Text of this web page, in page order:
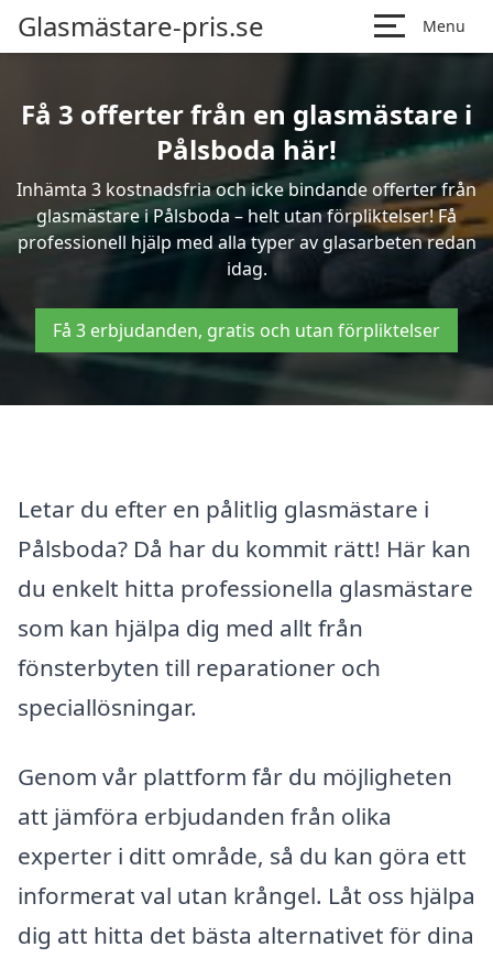
Glasmästare-pris.se Menu
Få 3 offerter från en glasmästare i
Pålsboda här!
Inhämta 3 kostnadsfria och icke bindande offerter från
glasmästare i Pålsboda – helt utan förpliktelser! Få
professionell hjälp med alla typer av glasarbeten redan
idag.
Få 3 erbjudanden, gratis och utan förpliktelser
Letar du efter en pålitlig glasmästare i
Pålsboda? Då har du kommit rätt! Här kan
du enkelt hitta professionella glasmästare
som kan hjälpa dig med allt från
fönsterbyten till reparationer och
speciallösningar.
Genom vår plattform får du möjligheten
att jämföra erbjudanden från olika
experter i ditt område, så du kan göra ett
informerat val utan krångel. Låt oss hjälpa
dig att hitta det bästa alternativet för dina